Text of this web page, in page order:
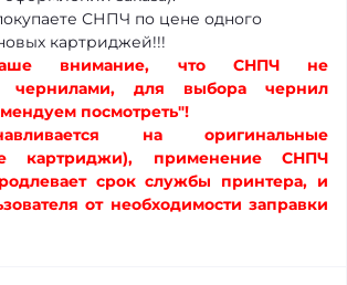
СНПЧ по цене одного
картриджей!!!
внимание, что СНПЧ не
чернилами, для выбора чернил
посмотреть"!
на оригинальные
картриджи), применение СНПЧ
срок службы принтера, и
от необходимости заправки